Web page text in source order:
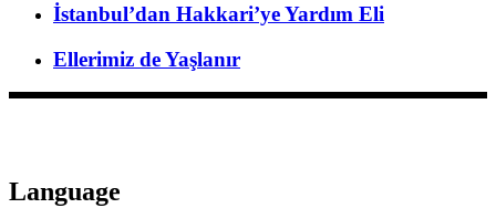
İstanbul’dan Hakkari’ye Yardım Eli
Ellerimiz de Yaşlanır
Language